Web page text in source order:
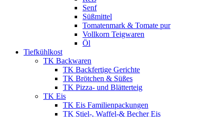
Senf
Süßmittel
Tomatenmark & Tomate pur
Vollkorn Teigwaren
Öl
Tiefkühlkost
TK Backwaren
TK Backfertige Gerichte
TK Brötchen & Süßes
TK Pizza- und Blätterteig
TK Eis
TK Eis Familienpackungen
TK Stiel-, Waffel-& Becher Eis